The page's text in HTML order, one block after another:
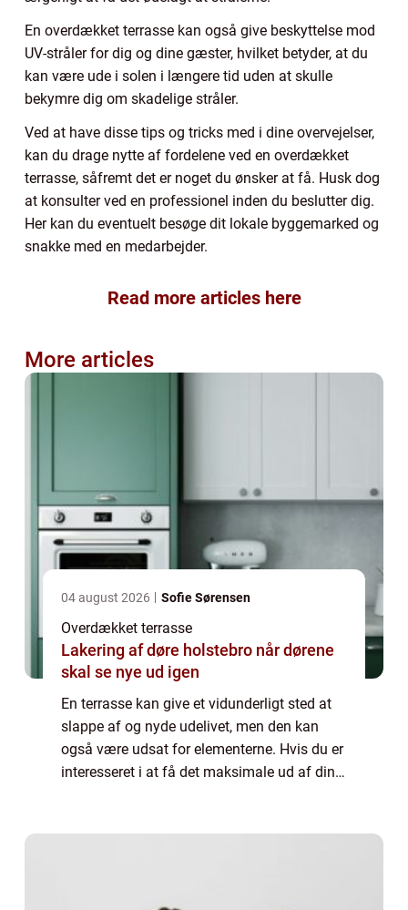
En overdækket terrasse kan også give beskyttelse mod
UV-stråler for dig og dine gæster, hvilket betyder, at du
kan være ude i solen i længere tid uden at skulle
bekymre dig om skadelige stråler.
Ved at have disse tips og tricks med i dine overvejelser,
kan du drage nytte af fordelene ved en overdækket
terrasse, såfremt det er noget du ønsker at få. Husk dog
at konsulter ved en professionel inden du beslutter dig.
Her kan du eventuelt besøge dit lokale byggemarked og
snakke med en medarbejder.
Read more articles here
More articles
04 august 2026 Sofie Sørensen
Overdækket terrasse
Lakering af døre holstebro når dørene
skal se nye ud igen
En terrasse kan give et vidunderligt sted at
slappe af og nyde udelivet, men den kan
også være udsat for elementerne. Hvis du er
interesseret i at få det maksimale ud af din